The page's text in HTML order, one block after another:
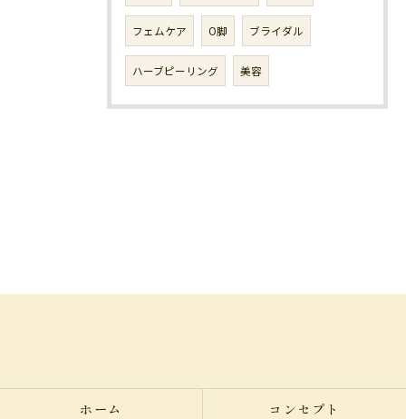
フェムケア O脚 ブライダル
ハーブピーリング 美容
ホーム コンセプト